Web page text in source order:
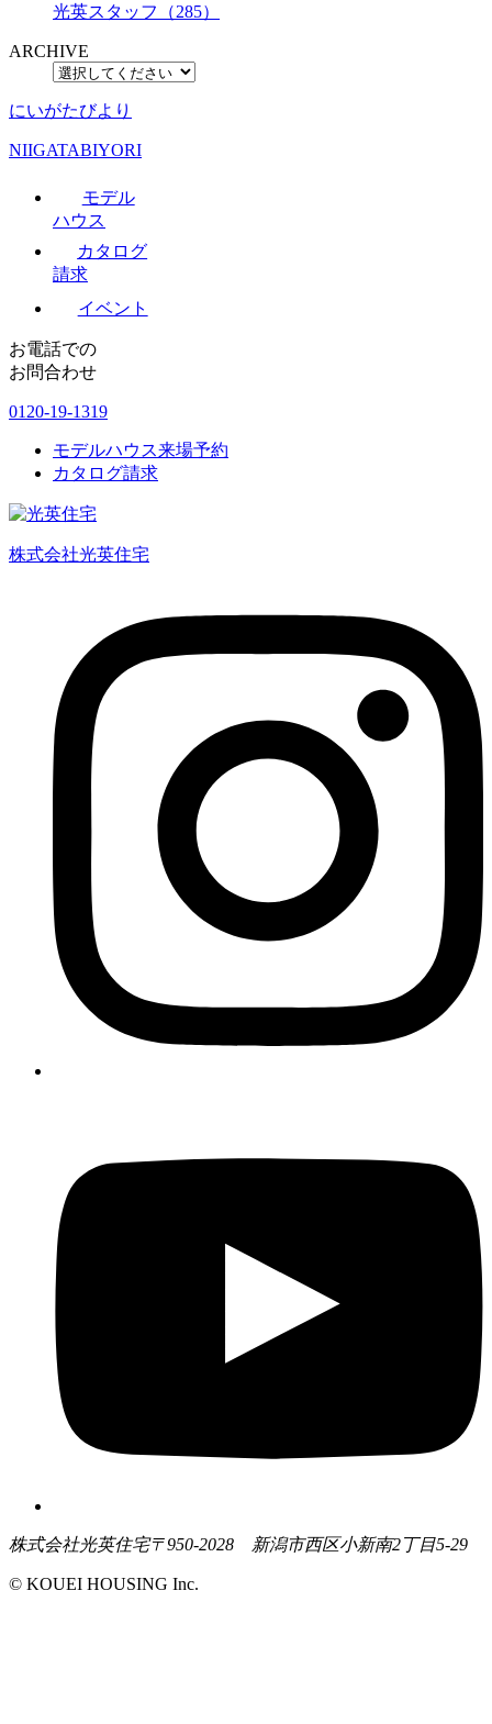
光英スタッフ（285）
ARCHIVE
にいがたびより
NIIGATABIYORI
モデル
ハウス
カタログ
請求
イベント
お電話での
お問合わせ
0120-19-1319
モデルハウス来場予約
カタログ請求
株式会社光英住宅
株式会社光英住宅〒950-2028 新潟市西区小新南2丁目5-29
© KOUEI HOUSING Inc.